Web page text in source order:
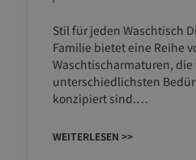
Stil für jeden Waschtisch
Familie bietet eine Reihe
Waschtischarmaturen, die
unterschiedlichsten
konzipiert sind.…
WEITERLESEN >>